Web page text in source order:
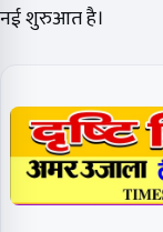
नई शुरुआत है।